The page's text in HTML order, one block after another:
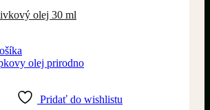
olej 30 ml
Pridať do wishlistu